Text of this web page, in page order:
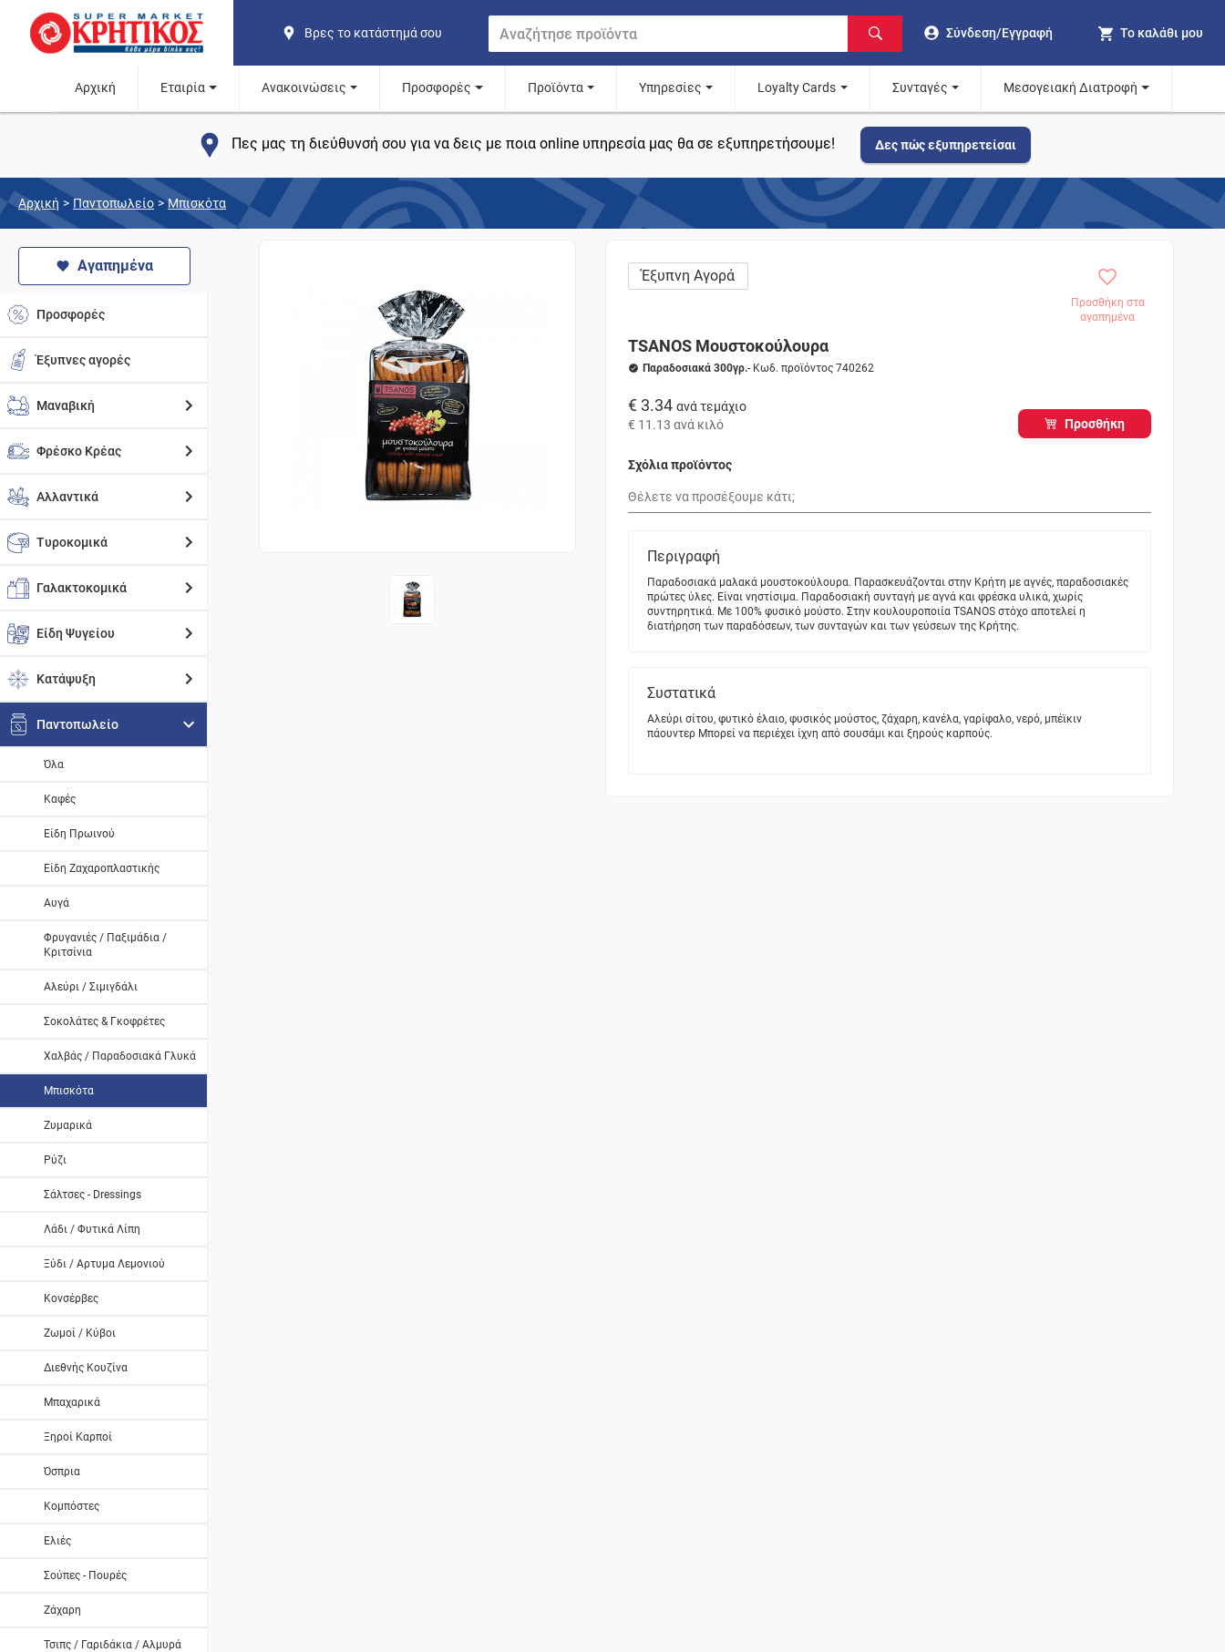
Βρες το κατάστημά σου Σύνδεση/Εγγραφή Το καλάθι μου
Αρχική Εταιρία Ανακοινώσεις Προσφορές Προϊόντα Υπηρεσίες Loyalty Cards Συνταγές Μεσογειακή Διατροφή
Πες μας τη διεύθυνσή σου για να δεις με ποια online υπηρεσία μας θα σε εξυπηρετήσουμε! Δες πώς εξυπηρετείσαι
Αρχική > Παντοπωλείο > Μπισκότα
Αγαπημένα
Προσφορές
Έξυπνες αγορές
Μαναβική
Φρέσκο Κρέας
Αλλαντικά
Τυροκομικά
Γαλακτοκομικά
Είδη Ψυγείου
Κατάψυξη
Παντοπωλείο
Όλα
Καφές
Είδη Πρωινού
Είδη Ζαχαροπλαστικής
Αυγά
Φρυγανιές / Παξιμάδια /
Κριτσίνια
Αλεύρι / Σιμιγδάλι
Σοκολάτες & Γκοφρέτες
Χαλβάς / Παραδοσιακά Γλυκά
Μπισκότα
Ζυμαρικά
Ρύζι
Σάλτσες - Dressings
Λάδι / Φυτικά Λίπη
Ξύδι / Αρτυμα Λεμονιού
Κονσέρβες
Ζωμοί / Κύβοι
Διεθνής Κουζίνα
Μπαχαρικά
Ξηροί Καρποί
Όσπρια
Κομπόστες
Ελιές
Σούπες - Πουρές
Ζάχαρη
Τσιπς / Γαριδάκια / Αλμυρά
Έξυπνη Αγορά
Προσθήκη στα
αγαπημένα
TSANOS Μουστοκούλουρα
Παραδοσιακά 300γρ.- Κωδ. προϊόντος 740262
€ 3.34 ανά τεμάχιο
€ 11.13 ανά κιλό Προσθήκη
Σχόλια προϊόντος
Περιγραφή
Παραδοσιακά μαλακά μουστοκούλουρα. Παρασκευάζονται στην Κρήτη με αγνές, παραδοσιακές
πρώτες ύλες. Είναι νηστίσιμα. Παραδοσιακή συνταγή με αγνά και φρέσκα υλικά, χωρίς
συντηρητικά. Με 100% φυσικό μούστο. Στην κουλουροποιία TSANOS στόχο αποτελεί η
διατήρηση των παραδόσεων, των συνταγών και των γεύσεων της Κρήτης.
Συστατικά
Αλεύρι σίτου, φυτικό έλαιο, φυσικός μούστος, ζάχαρη, κανέλα, γαρίφαλο, νερό, μπέϊκιν
πάουντερ Μπορεί να περιέχει ίχνη από σουσάμι και ξηρούς καρπούς.